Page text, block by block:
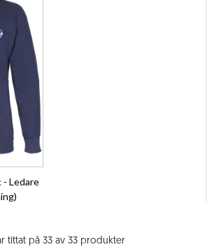
- Ledare
tittat på 33 av 33 produkter